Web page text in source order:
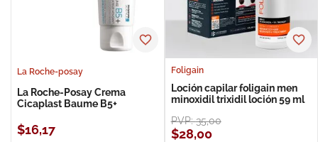
La Roche-posay
La Roche-Posay Crema
Cicaplast Baume B5+
$16,17
Foligain
Loción capilar foligain men
minoxidil trixidil loción 59 ml
PVP:35,00
$28,00